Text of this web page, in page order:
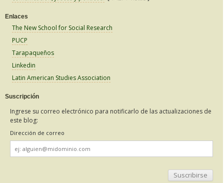
Enlaces
The New School for Social Research
PUCP
Tarapaqueños
Linkedin
Latin American Studies Association
Suscripción
Ingrese su correo electrónico para notificarlo de las actualizaciones de
este blog:
Dirección de correo
Dirección
de
correo